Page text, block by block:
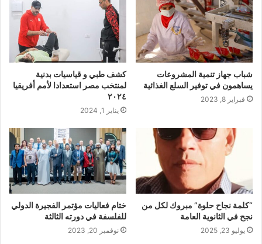
شباب جهاز تنمية المشروعات
يساهمون في توفير السلع الغذائية
فبراير 8, 2023
كشف طبي و قياسيات بدنية
لمنتخب مصر استعدادا لأمم أفريقيا
٢٠٢٤
يناير 1, 2024
“كلمة نجاح حلوة” مبروك لكل من
نجح في الثانوية العامة
يوليو 23, 2025
ختام فعاليات مؤتمر الفجيرة الدولي
للفلسفة في دورته الثالثة
نوفمبر 20, 2023